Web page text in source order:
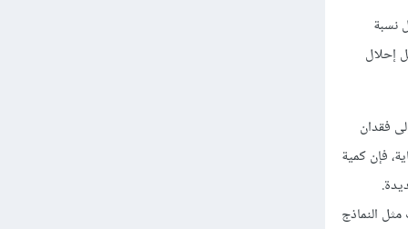
نسبة
إحلال
فقدان
فإن كمية
النماذج